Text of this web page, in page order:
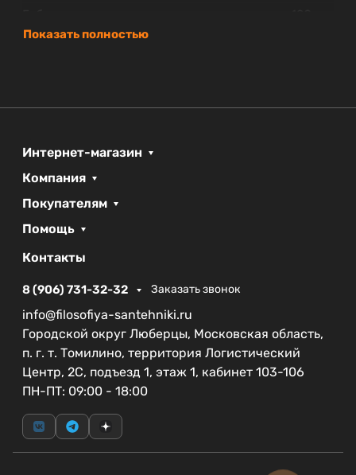
в ширину и 80 см в глубину, что позволяет
установки. CEZARES гарантирует высокое
трехлетнюю гарантию, что свидетельствует о
изделия.
TRAY-A-RH-120/80-550-15-W-L:
различных планировок.
Изготовлен из легкого и прочного акрила, что
упрощает установку.
Современный стильный дизайн, легко
вписывающийся в интерьер любого
направления.
надежности и качества.
Выбор акрилового поддона CEZARES TRAY-A-RH-
Показать полностью
Интернет-магазин
Компания
Покупателям
Помощь
Контакты
8 (906) 731-32-32 Заказать звонок
info@filosofiya-santehniki.ru
Городской округ Люберцы, Московская область,
п. г. т. Томилино, территория Логистический
Центр, 2С, подъезд 1, этаж 1, кабинет 103-106
ПН-ПТ: 09:00 - 18:00